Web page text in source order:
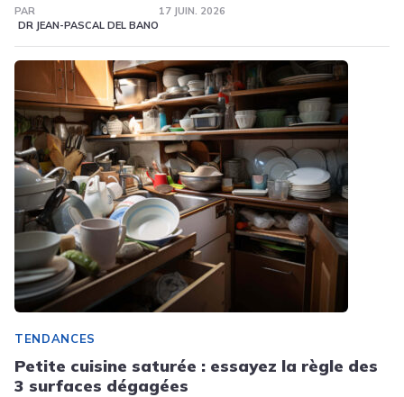
PAR
DR JEAN-PASCAL DEL BANO
17 JUIN. 2026
TENDANCES
Petite cuisine saturée : essayez la règle des
3 surfaces dégagées